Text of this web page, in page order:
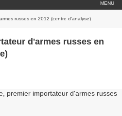
MENU
russes en 2012 (centre d'analyse)
d'armes russes en